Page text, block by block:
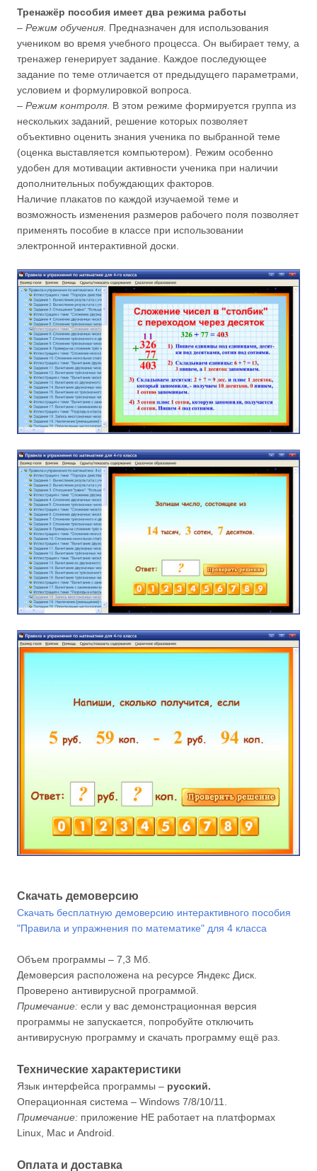
Тренажёр пособия имеет два режима работы
– Режим обучения . Предназначен для использования
учеником во время учебного процесса. Он выбирает тему, а
тренажер генерирует задание. Каждое последующее
задание по теме отличается от предыдущего параметрами,
условием и формулировкой вопроса.
– Режим контроля . В этом режиме формируется группа из
нескольких заданий, решение которых позволяет
объективно оценить знания ученика по выбранной теме
(оценка выставляется компьютером). Режим особенно
удобен для мотивации активности ученика при наличии
дополнительных побуждающих факторов.
Наличие плакатов по каждой изучаемой теме и
возможность изменения размеров рабочего поля позволяет
применять пособие в классе при использовании
электронной интерактивной доски.
Скачать демоверсию
Скачать бесплатную демоверсию интерактивного пособия
"Правила и упражнения по математике" для 4 класса
Объем программы – 7,3 Мб.
Демоверсия расположена на ресурсе Яндекс Диск.
Проверено антивирусной программой.
Примечание: если у вас демонстрационная версия
программы не запускается, попробуйте отключить
антивирусную программу и скачать программу ещё раз.
Технические характеристики
Язык интерфейса программы – русский.
Операционная система – Windows 7/8/10/11.
Примечание: приложение НЕ работает на платформах
Linux, Mac и Android.
Оплата и доставка